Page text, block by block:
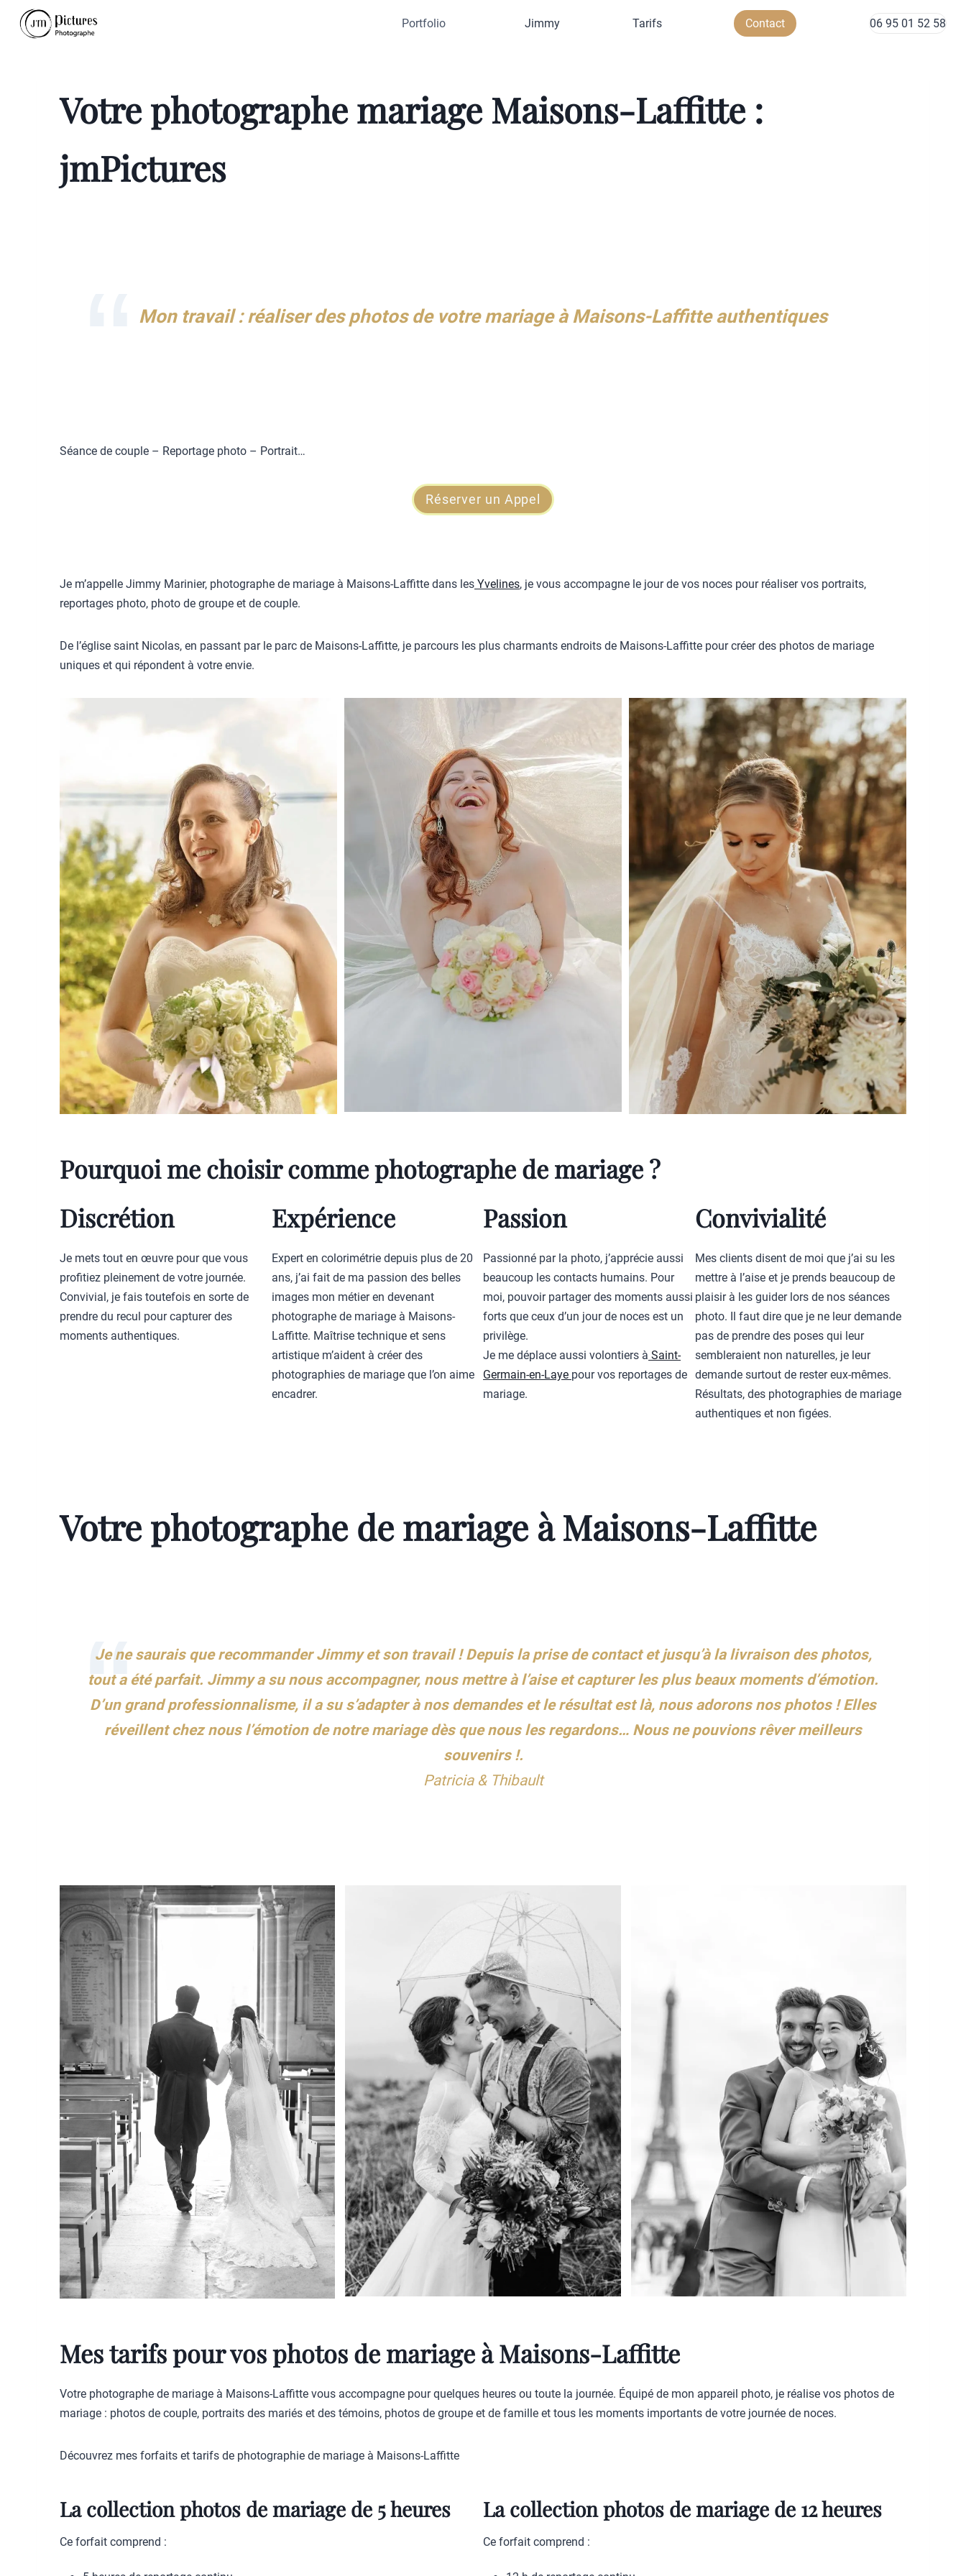
Portfolio Jimmy Tarifs Contact 06 95 01 52 58
Votre photographe mariage Maisons-Laffitte :
jmPictures
Mon travail : réaliser des photos de votre mariage à Maisons-Laffitte authentiques
Séance de couple – Reportage photo – Portrait…
Réserver un Appel
Je m’appelle Jimmy Marinier, photographe de mariage à Maisons-Laffitte dans les Yvelines, je vous accompagne le jour de vos noces pour réaliser vos portraits,
reportages photo, photo de groupe et de couple.
De l’église saint Nicolas, en passant par le parc de Maisons-Laffitte, je parcours les plus charmants endroits de Maisons-Laffitte pour créer des photos de mariage
uniques et qui répondent à votre envie.
Pourquoi me choisir comme photographe de mariage ?
Discrétion
Je mets tout en œuvre pour que vous
profitiez pleinement de votre journée.
Convivial, je fais toutefois en sorte de
prendre du recul pour capturer des
moments authentiques.
Expérience
Expert en colorimétrie depuis plus de 20
ans, j’ai fait de ma passion des belles
images mon métier en devenant
photographe de mariage à Maisons-
Laffitte. Maîtrise technique et sens
artistique m’aident à créer des
photographies de mariage que l’on aime
encadrer.
Passion
Passionné par la photo, j’apprécie aussi
beaucoup les contacts humains. Pour
moi, pouvoir partager des moments aussi
forts que ceux d’un jour de noces est un
privilège.
Je me déplace aussi volontiers à Saint-
Germain-en-Laye pour vos reportages de
mariage.
Convivialité
Mes clients disent de moi que j’ai su les
mettre à l’aise et je prends beaucoup de
plaisir à les guider lors de nos séances
photo. Il faut dire que je ne leur demande
pas de prendre des poses qui leur
sembleraient non naturelles, je leur
demande surtout de rester eux-mêmes.
Résultats, des photographies de mariage
authentiques et non figées.
Votre photographe de mariage à Maisons-Laffitte
Je ne saurais que recommander Jimmy et son travail ! Depuis la prise de contact et jusqu’à la livraison des photos,
tout a été parfait. Jimmy a su nous accompagner, nous mettre à l’aise et capturer les plus beaux moments d’émotion.
D’un grand professionnalisme, il a su s’adapter à nos demandes et le résultat est là, nous adorons nos photos ! Elles
réveillent chez nous l’émotion de notre mariage dès que nous les regardons… Nous ne pouvions rêver meilleurs
souvenirs !.
Patricia & Thibault
Mes tarifs pour vos photos de mariage à Maisons-Laffitte
Votre photographe de mariage à Maisons-Laffitte vous accompagne pour quelques heures ou toute la journée. Équipé de mon appareil photo, je réalise vos photos de
mariage : photos de couple, portraits des mariés et des témoins, photos de groupe et de famille et tous les moments importants de votre journée de noces.
Découvrez mes forfaits et tarifs de photographie de mariage à Maisons-Laffitte
La collection photos de mariage de 5 heures
Ce forfait comprend :
La collection photos de mariage de 12 heures
Ce forfait comprend :